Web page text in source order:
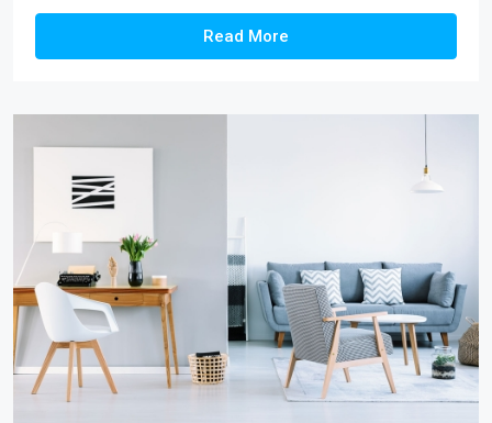
Read More